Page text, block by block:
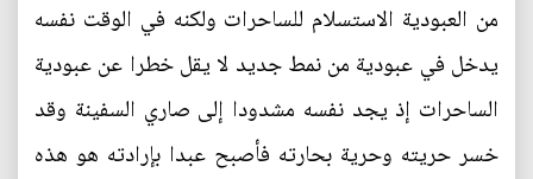
من العبودية الاستسلام للساحرات ولكنه في الوقت نفسه
يدخل في عبودية من نمط جديد لا يقل خطرا عن عبودية
الساحرات إذ يجد نفسه مشدودا إلى صاري السفينة وقد
خسر حريته وحرية بحارته فأصبح عبدا بإرادته هو هذه